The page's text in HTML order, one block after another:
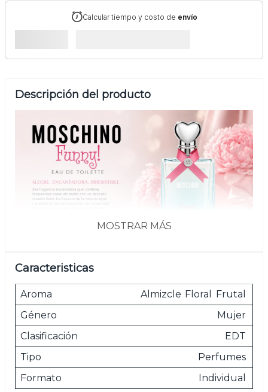
Calcular tiempo y costo de envío
Descripción del producto
MOSTRAR MÁS
Caracteristicas
Aroma Almizcle Floral
Frutal
Género
Mujer
Clasificación
EDT
Tipo
Perfumes
Formato
Individual